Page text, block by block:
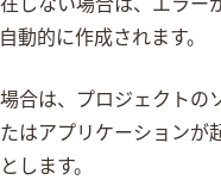
しない場合は、エラー
動的に作成されます。
は、VC++プロジェクト
はアプリケーションが
します。